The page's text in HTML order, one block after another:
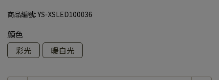
商品編號: YS-XSLED100036
顏色
彩光
暖白光